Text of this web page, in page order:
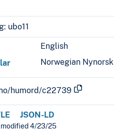
ubo11
English
Norwegian Nynorsk
humord/c22739
JSON-LD
4/23/25